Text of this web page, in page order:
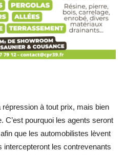
à tout prix, mais bien
C’est pourquoi les agents seront
que les automobilistes lèvent
intercepteront les contrevenants